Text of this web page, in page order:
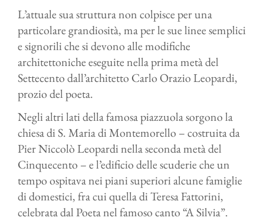
L’attuale sua struttura non colpisce per una
particolare grandiosità, ma per le sue linee semplici
e signorili che si devono alle modifiche
architettoniche eseguite nella prima metà del
Settecento dall’architetto Carlo Orazio Leopardi,
prozio del poeta.
Negli altri lati della famosa piazzuola sorgono la
chiesa di S. Maria di Montemorello – costruita da
Pier Niccolò Leopardi nella seconda metà del
Cinquecento – e l’edificio delle scuderie che un
tempo ospitava nei piani superiori alcune famiglie
di domestici, fra cui quella di Teresa Fattorini,
celebrata dal Poeta nel famoso canto “A Silvia”.